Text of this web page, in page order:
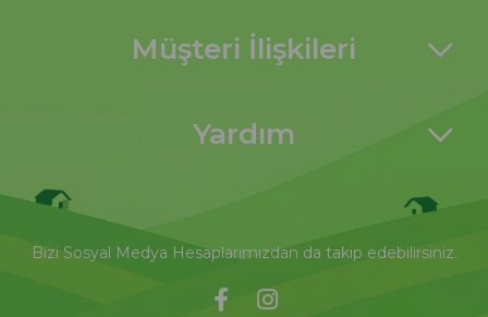
Müşteri İlişkileri
Yardım
Bizi Sosyal Medya Hesaplarımızdan da takip edebilirsiniz.